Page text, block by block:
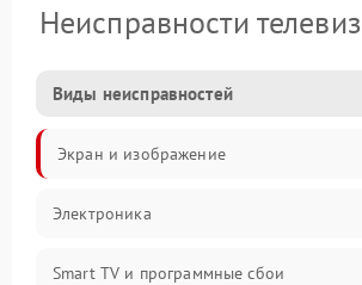
Неисправности
Виды неисправностей
Экран и изображение
Электроника
Smart TV и программные сбои